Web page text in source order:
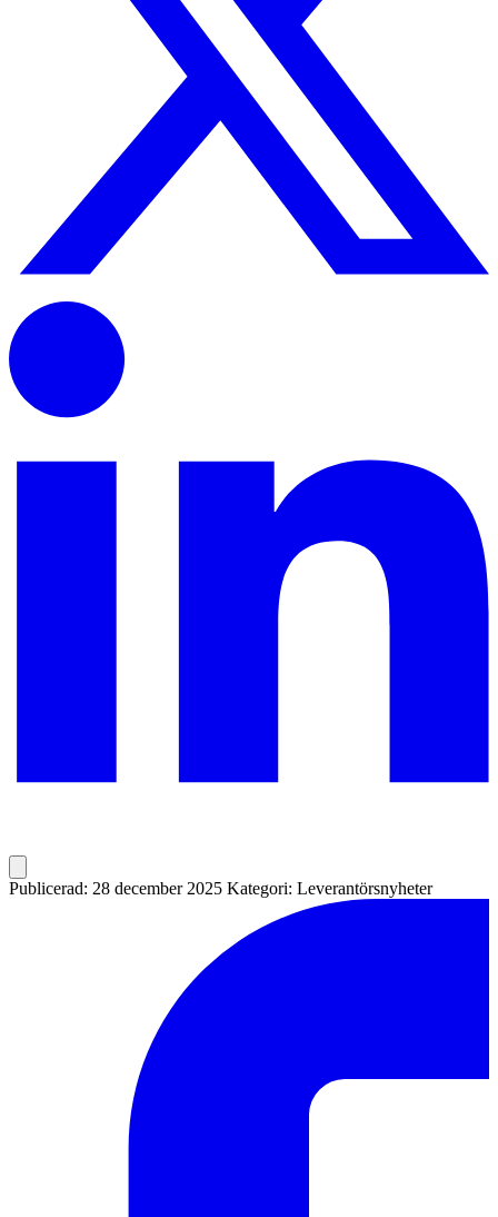
Publicerad: 28 december 2025 Kategori: Leverantörsnyheter